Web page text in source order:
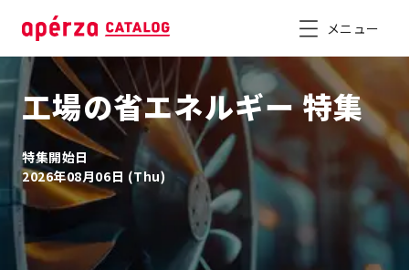
メニュー
工場の省エネルギー 特集
特集開始日
2026年08月06日 (Thu)